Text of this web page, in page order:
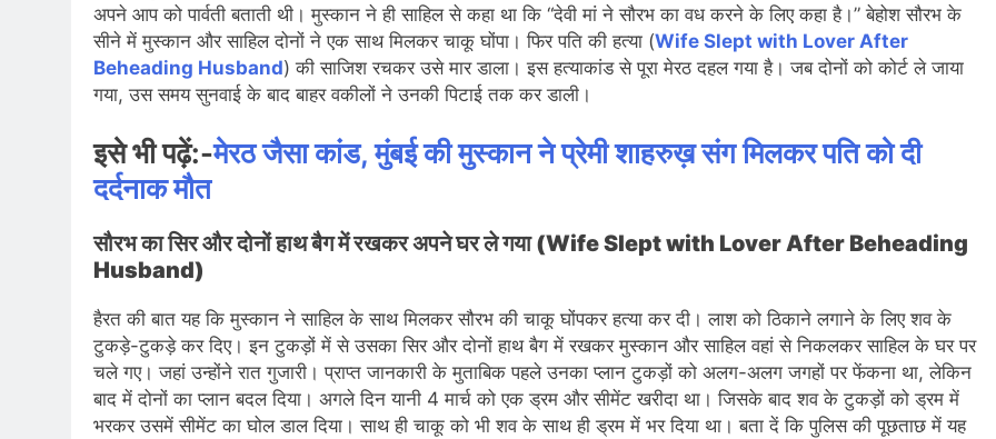
अपने आप को पार्वती बताती थी। मुस्कान ने ही साहिल से कहा था कि “देवी मां ने सौरभ का वध करने के लिए कहा है।” बेहोश सौरभ के
सीने में मुस्कान और साहिल दोनों ने एक साथ मिलकर चाकू घोंपा। फिर पति की हत्या (Wife Slept with Lover After
Beheading Husband) की साजिश रचकर उसे मार डाला। इस हत्याकांड से पूरा मेरठ दहल गया है। जब दोनों को कोर्ट ले जाया
गया, उस समय सुनवाई के बाद बाहर वकीलों ने उनकी पिटाई तक कर डाली।
इसे भी पढ़ें:-मेरठ जैसा कांड, मुंबई की मुस्कान ने प्रेमी शाहरुख़ संग मिलकर पति को दी
दर्दनाक मौत
सौरभ का सिर और दोनों हाथ बैग में रखकर अपने घर ले गया (Wife Slept with Lover After Beheading
Husband)
हैरत की बात यह कि मुस्कान ने साहिल के साथ मिलकर सौरभ की चाकू घोंपकर हत्या कर दी। लाश को ठिकाने लगाने के लिए शव के
टुकड़े-टुकड़े कर दिए। इन टुकड़ों में से उसका सिर और दोनों हाथ बैग में रखकर मुस्कान और साहिल वहां से निकलकर साहिल के घर पर
चले गए। जहां उन्होंने रात गुजारी। प्राप्त जानकारी के मुताबिक पहले उनका प्लान टुकड़ों को अलग-अलग जगहों पर फेंकना था, लेकिन
बाद में दोनों का प्लान बदल दिया। अगले दिन यानी 4 मार्च को एक ड्रम और सीमेंट खरीदा था। जिसके बाद शव के टुकड़ों को ड्रम में
भरकर उसमें सीमेंट का घोल डाल दिया। साथ ही चाकू को भी शव के साथ ही ड्रम में भर दिया था। बता दें कि पुलिस की पूछताछ में यह